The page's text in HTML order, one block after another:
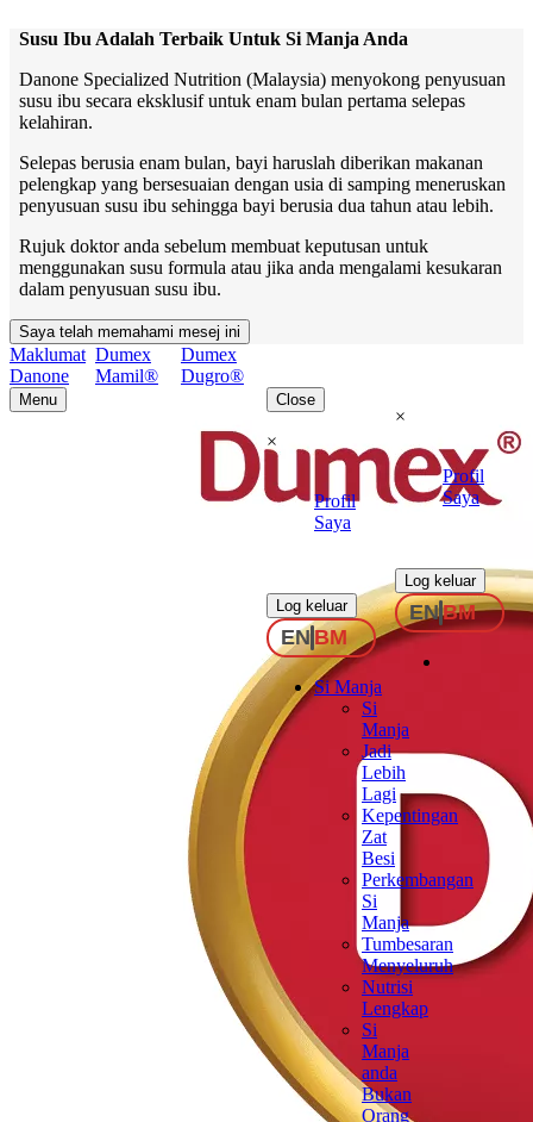
Susu Ibu Adalah Terbaik Untuk Si Manja Anda
Danone Specialized Nutrition (Malaysia) menyokong penyusuan
susu ibu secara eksklusif untuk enam bulan pertama selepas
kelahiran.
Selepas berusia enam bulan, bayi haruslah diberikan makanan
pelengkap yang bersesuaian dengan usia di samping meneruskan
penyusuan susu ibu sehingga bayi berusia dua tahun atau lebih.
Rujuk doktor anda sebelum membuat keputusan untuk
menggunakan susu formula atau jika anda mengalami kesukaran
dalam penyusuan susu ibu.
Saya telah memahami mesej ini
Maklumat
Danone
Dumex
Mamil®
Dumex
Dugro®
Menu Close
×
Profil
Saya
Log keluar
ENBM
Si Manja
Si
Manja
Jadi
Lebih
Lagi
Kepentingan
Zat
Besi
Perkembangan
Si
Manja
Tumbesaran
Menyeluruh
Nutrisi
Lengkap
Si
Manja
anda
Bukan
Orang
×
Profil
Saya
Log keluar
ENBM